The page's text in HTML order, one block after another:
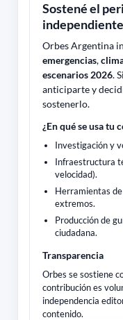
Sostené el
independiente
Orbes Argentina
emergencias,
escenarios 2026.
anticiparte y
sostenerlo.
¿En qué se usa tu
Investigación y
Infraestructura
velocidad).
Herramientas
extremos.
Producción de
ciudadana.
Transparencia
Orbes se sostiene
contribución es
independencia
contenido.